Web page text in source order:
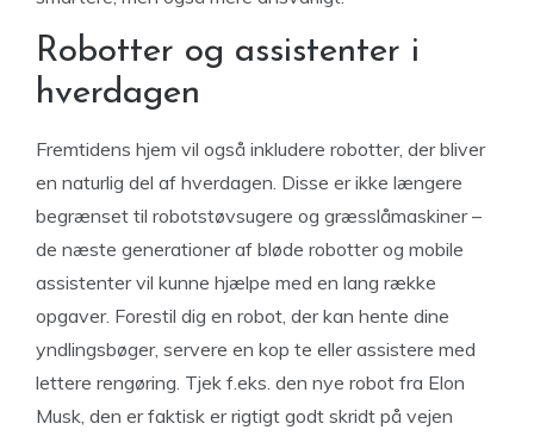
Robotter og assistenter i
hverdagen
Fremtidens hjem vil også inkludere robotter, der bliver
en naturlig del af hverdagen. Disse er ikke længere
begrænset til robotstøvsugere og græsslåmaskiner –
de næste generationer af bløde robotter og mobile
assistenter vil kunne hjælpe med en lang række
opgaver. Forestil dig en robot, der kan hente dine
yndlingsbøger, servere en kop te eller assistere med
lettere rengøring. Tjek f.eks. den nye robot fra Elon
Musk, den er faktisk er rigtigt godt skridt på vejen